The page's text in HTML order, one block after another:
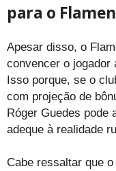
para o
Apesar disso, o
convencer o
Isso porque, se o
com projeção de
Róger Guedes pode
adeque à realidade
Cabe ressaltar que